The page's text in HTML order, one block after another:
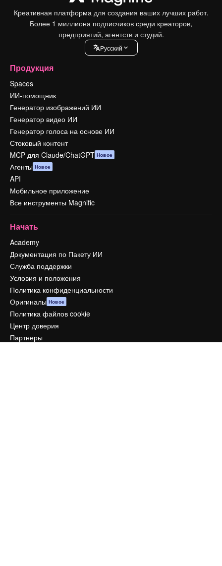
Креативная платформа для создания ваших лучших работ.
Более 1 миллиона подписчиков среди креаторов,
предприятий, агентств и студий.
Pусский
Продукция
Spaces
ИИ-помощник
Генератор изображений ИИ
Генератор видео ИИ
Генератор голоса на основе ИИ
Стоковый контент
MCP для Claude/ChatGPT Новое
Агенты Новое
API
Мобильное приложение
Все инструменты Magnific
Начать
Academy
Документация по Пакету ИИ
Служба поддержки
Условия и положения
Политика конфиденциальности
Оригиналы Новое
Политика файлов cookie
Центр доверия
Партнеры